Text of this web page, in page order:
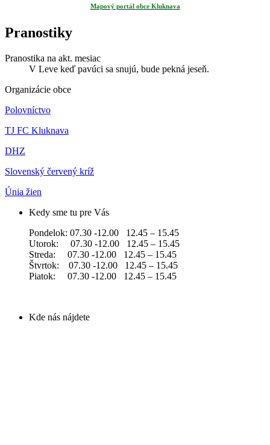
Mapový portál obce Kluknava
Pranostiky
Pranostika na akt. mesiac
V Leve keď pavúci sa snujú, bude pekná jeseň.
Organizácie obce
Polovníctvo
TJ FC Kluknava
DHZ
Slovenský červený kríž
Únia žien
Kedy sme tu pre Vás
Pondelok: 07.30 -12.00 12.45 – 15.45
Utorok: 07.30 -12.00 12.45 – 15.45
Streda: 07.30 -12.00 12.45 – 15.45
Štvrtok: 07.30 -12.00 12.45 – 15.45
Piatok: 07.30 -12.00 12.45 – 15.45
Kde nás nájdete